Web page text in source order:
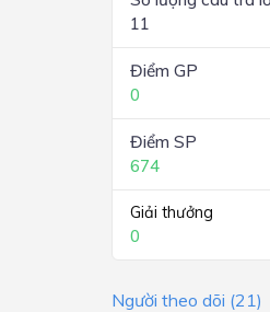
11
Điểm GP
0
Điểm SP
674
Giải thưởng
0
Người theo dõi (21)